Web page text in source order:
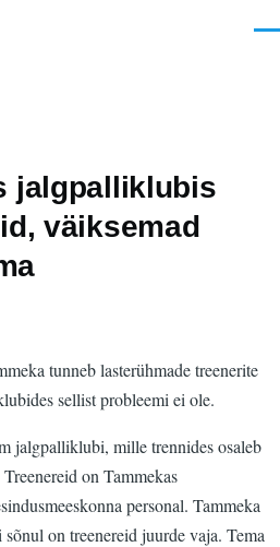
jalgpalliklubis
väiksemad
tunneb lasterühmade treenerite
sellist probleemi ei ole.
jalgpalliklubi, mille trennides osaleb
on Tammekas
personal. Tammeka
on treenereid juurde vaja. Tema